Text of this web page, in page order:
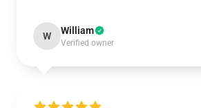
W William
Verified owner